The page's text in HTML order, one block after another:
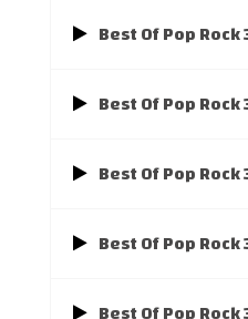
Best Of Pop Rock
Best Of Pop Rock
Best Of Pop Rock
Best Of Pop Rock